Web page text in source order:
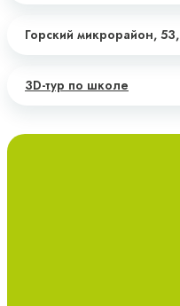
Горский микрорайон, 53,
3D-тур по школе